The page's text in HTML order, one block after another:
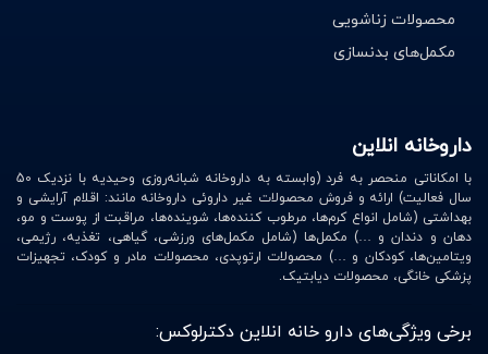
محصولات زناشویی
مکمل‌های بدنسازی
داروخانه انلاین
با امکاناتی منحصر به فرد (وابسته به داروخانه شبانه‌روزی وحیدیه با نزدیک 50
سال فعالیت) ارائه و فروش محصولات غیر داروئی داروخانه مانند: اقلام آرایشی و
بهداشتی (شامل انواع کرم‌ها، مرطوب کننده‌ها، شوینده‌ها، مراقبت از پوست و مو،
دهان و دندان و …) مکمل‌ها (شامل مکمل‌های ورزشی، گیاهی، تغذیه، رژیمی،
ویتامین‌ها، کودکان و …) محصولات ارتوپدی، محصولات مادر و کودک، تجهیزات
پزشکی خانگی، محصولات دیابتیک.
برخی ویژگی‌های دارو خانه انلاین دکترلوکس: